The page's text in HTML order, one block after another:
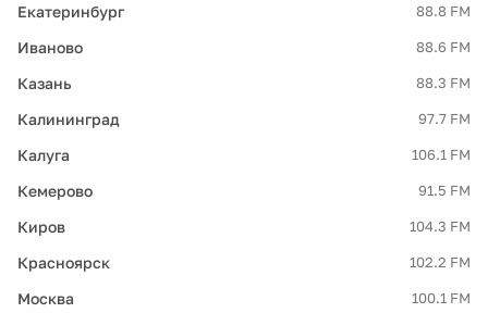
Екатеринбург 88.8 FM
Иваново 88.6 FM
Казань 88.3 FM
Калининград 97.7 FM
Калуга 106.1 FM
Кемерово 91.5 FM
Киров 104.3 FM
Красноярск 102.2 FM
Москва 100.1 FM